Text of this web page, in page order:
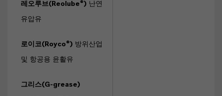
레오루브(Reolube®) 난연
유압유
로이코(Royco®) 방위산업
및 항공용 윤활유
그리스(G-grease)